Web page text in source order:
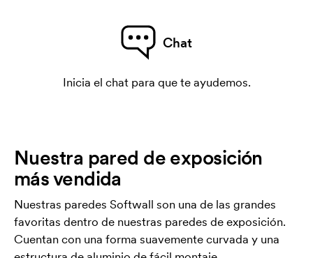
Chat
Inicia el chat para que te ayudemos.
Nuestra pared de exposición
más vendida
Nuestras paredes Softwall son una de las grandes
favoritas dentro de nuestras paredes de exposición.
Cuentan con una forma suavemente curvada y una